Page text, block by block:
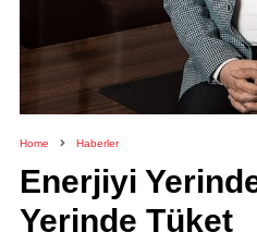
Home Haberler
Enerjiyi
Yerinde Tüket